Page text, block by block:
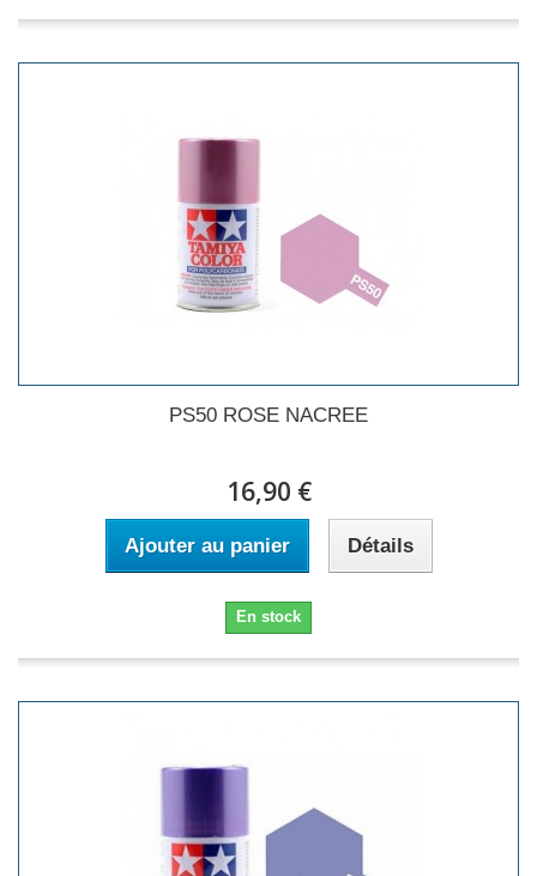
PS50 ROSE NACREE
16,90 €
Ajouter au panier Détails
En stock